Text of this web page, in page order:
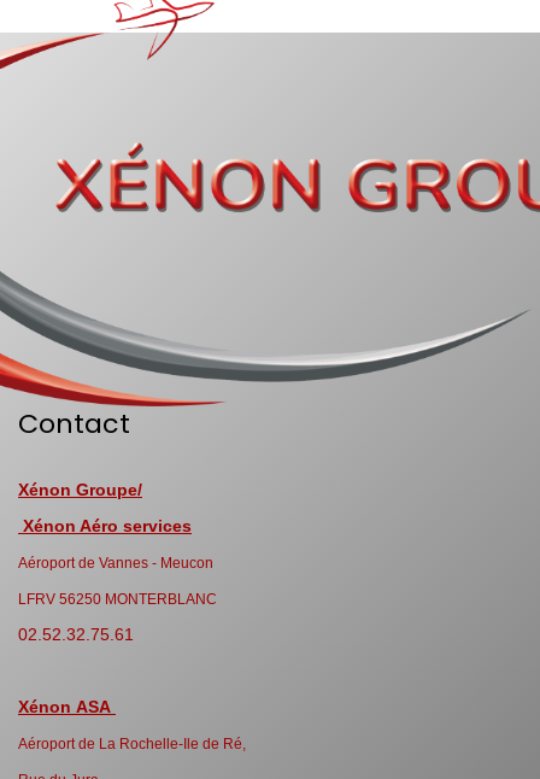
Contact
Xénon Groupe/
Xénon Aéro services
Aéroport de Vannes - Meucon
LFRV 56250 MONTERBLANC
02.52.32.75.61
Xénon ASA
Aéroport de La Rochelle-Ile de Ré,